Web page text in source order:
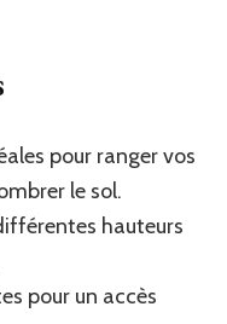
pour ranger vos
le sol.
hauteurs
pour un accès